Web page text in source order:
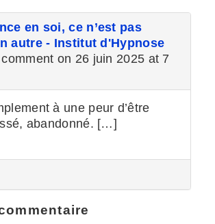
en soi, ce n’est pas
autre - Institut d'Hypnose
comment on 26 juin 2025 at 7
à une peur d’être
abandonné. […]